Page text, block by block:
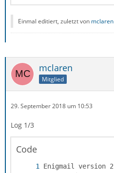
Einmal editiert, zuletzt von mclaren
mclaren
Mitglied
29. September 2018 um 10:53
Log 1/3
Code